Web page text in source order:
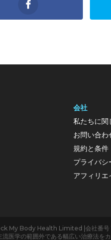
会社
私たちに関
お問い合わ
規約と条件
プライバシ
アフィリエ
Body Health Limited |会社番号
流医学の範囲外である幅広い治療法を